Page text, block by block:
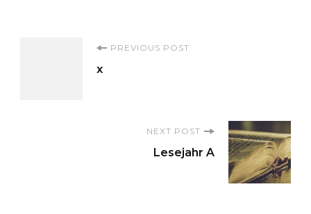
PREVIOUS POST
x
NEXT POST
Lesejahr A